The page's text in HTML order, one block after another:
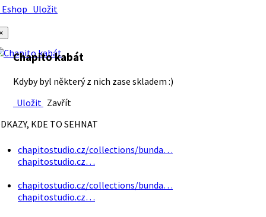
Uložit
Chapito kabát
Kdyby byl některý z nich zase skladem :)
Uložit Zavřít
KDE TO SEHNAT
chapitostudio.cz/collections/bunda…
chapitostudio.cz…
chapitostudio.cz/collections/bunda…
chapitostudio.cz…